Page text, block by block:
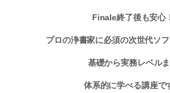
Finale終了後も安心
プロの浄書家に必須の次世代ソ
基礎から実務レベル
体系的に学べる講座で